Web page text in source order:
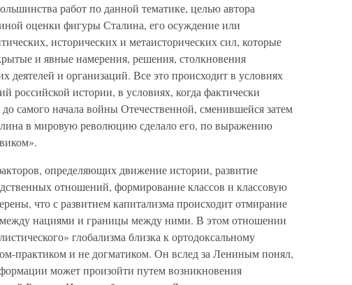
работ по данной тематике, целью автора
оценки фигуры Сталина, его осуждение или
исторических и метаисторических сил, которые
и явные намерения, решения, столкновения
деятелей и организаций. Все это происходит в условиях
российской истории, в условиях, когда фактически
самого начала войны Отечественной, сменившейся затем
в мировую революцию сделало его, по выражению
определяющих движение истории, развитие
отношений, формирование классов и классовую
что с развитием капитализма происходит отмирание
между нациями и границы между ними. В этом отношении
глобализма близка к ортодоксальному
практиком и не догматиком. Он вслед за Лениным понял,
может произойти путем возникновения